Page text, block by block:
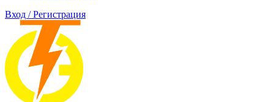
Вход / Регистрация